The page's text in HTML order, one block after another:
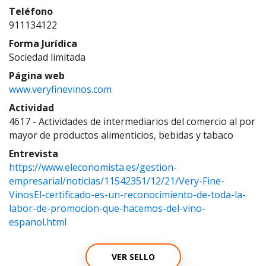
Teléfono
911134122
Forma Jurídica
Sociedad limitada
Página web
www.veryfinevinos.com
Actividad
4617 - Actividades de intermediarios del comercio al por
mayor de productos alimenticios, bebidas y tabaco
Entrevista
https://www.eleconomista.es/gestion-
empresarial/noticias/11542351/12/21/Very-Fine-
VinosEl-certificado-es-un-reconocimiento-de-toda-la-
labor-de-promocion-que-hacemos-del-vino-
espanol.html
VER SELLO